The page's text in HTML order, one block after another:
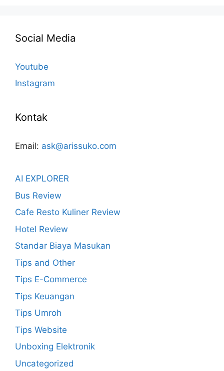
Social Media
Youtube
Instagram
Kontak
Email: ask@arissuko.com
AI EXPLORER
Bus Review
Cafe Resto Kuliner Review
Hotel Review
Standar Biaya Masukan
Tips and Other
Tips E-Commerce
Tips Keuangan
Tips Umroh
Tips Website
Unboxing Elektronik
Uncategorized